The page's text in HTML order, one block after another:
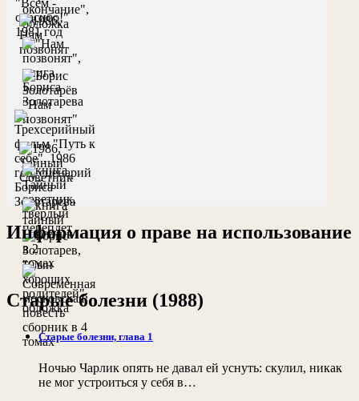
Информация о праве на использование
Старые болезни (1988)
Старые болезни, глава 1
Ночью Чарлик опять не давал ей уснуть: скулил, никак
не мог устроиться у себя в…